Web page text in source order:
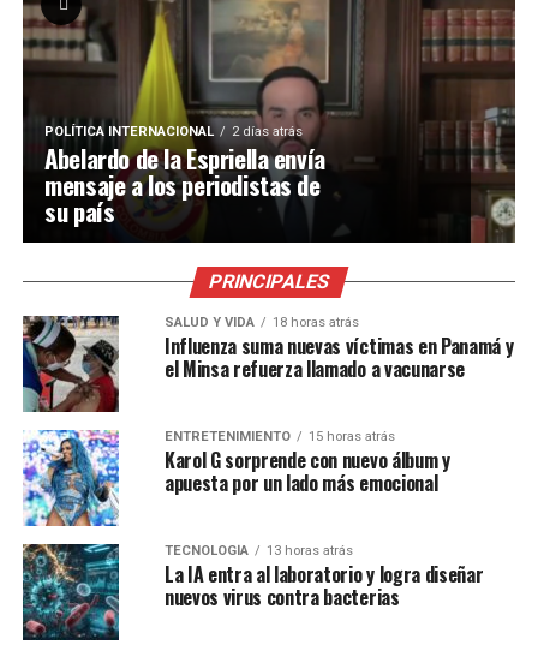
POLÍTICA INTERNACIONAL 2 días atrás
Abelardo de la Espriella envía
mensaje a los periodistas de
su país
PRINCIPALES
SALUD Y VIDA 18 horas atrás
Influenza suma nuevas víctimas en Panamá y
el Minsa refuerza llamado a vacunarse
ENTRETENIMIENTO 15 horas atrás
Karol G sorprende con nuevo álbum y
apuesta por un lado más emocional
TECNOLOGÍA 13 horas atrás
La IA entra al laboratorio y logra diseñar
nuevos virus contra bacterias